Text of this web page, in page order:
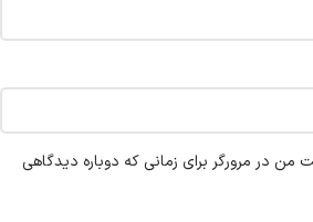
من در مرورگر برای زمانی که دوباره دیدگاهی